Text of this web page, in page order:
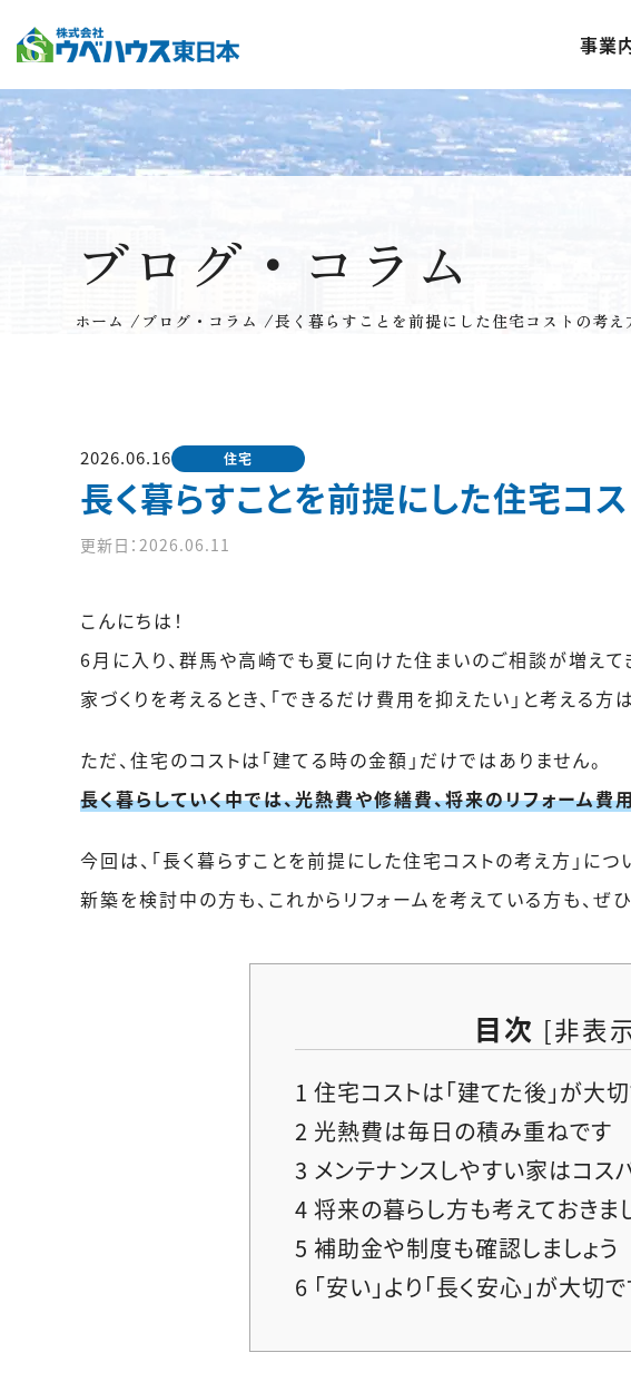
事業
ブログ・コラム
ホーム / ブログ・コラム /長く暮らすことを前提にした住宅コストの考え
2026.06.16 住宅
長く暮らすことを前提にした住宅コ
更新日：2026.06.11
こんにちは！
6月に入り、群馬や高崎でも夏に向けた住まいのご相談が増えて
家づくりを考えるとき、「できるだけ費用を抑えたい」と考える方
ただ、住宅のコストは「建てる時の金額」だけではありません。
長く暮らしていく中では、光熱費や修繕費、将来のリフォーム費
今回は、「長く暮らすことを前提にした住宅コストの考え方」につ
新築を検討中の方も、これからリフォームを考えている方も、ぜ
目次 [非表
1 住宅コストは「建てた後」が大
2 光熱費は毎日の積み重ねです
3 メンテナンスしやすい家はコス
4 将来の暮らし方も考えておきま
5 補助金や制度も確認しましょう
6 「安い」より「長く安心」が大切